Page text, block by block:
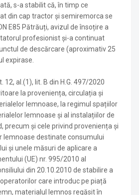
s-a stabilit că, în timp ce
din cap tractor și semiremorca se
E85 Pătrăuți, avizul de însoțire a
profesionist și-a continuat
de descărcare (aproximativ 25
expirase.
12, al.(1), lit. B din H.G. 497/2020
la proveniența, circulația și
lemnoase, la regimul spațiilor
lemnoase și al instalațiilor de
precum și cele privind proveniența și
lemnoase destinate consumului
și unele măsuri de aplicare a
(UE) nr. 995/2010 al
din 20.10.2010 de stabilire a
care introduc pe piață
materialul lemnos regăsit în